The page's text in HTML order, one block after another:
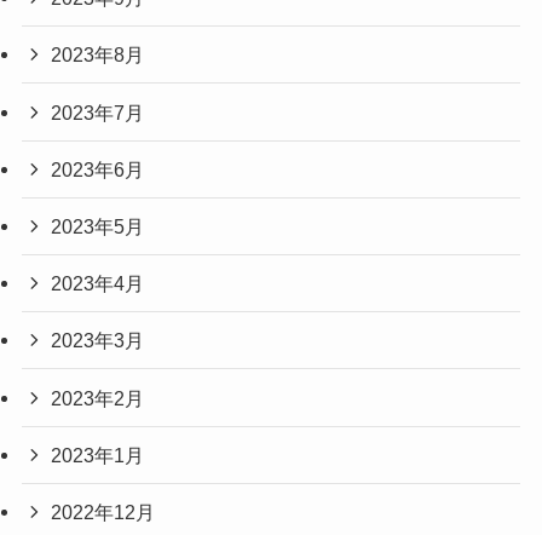
2023年8月
2023年7月
2023年6月
2023年5月
2023年4月
2023年3月
2023年2月
2023年1月
2022年12月